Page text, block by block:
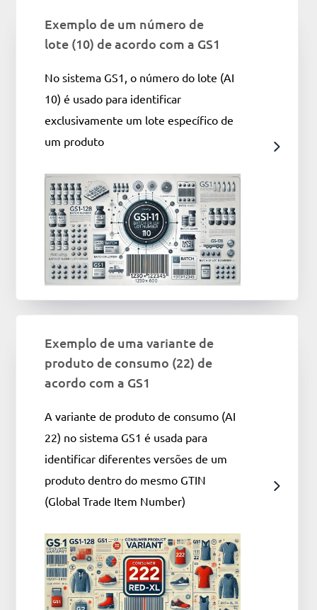
Exemplo de um número de
lote (10) de acordo com a GS1
No sistema GS1, o número do lote (AI
10) é usado para identificar
exclusivamente um lote específico de
um produto
Exemplo de uma variante de
produto de consumo (22) de
acordo com a GS1
A variante de produto de consumo (AI
22) no sistema GS1 é usada para
identificar diferentes versões de um
produto dentro do mesmo GTIN
(Global Trade Item Number)